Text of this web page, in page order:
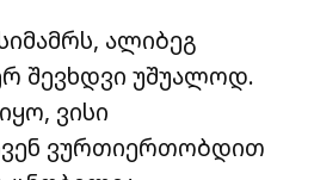
ალიბეგ
შევხდვი უშუალოდ.
ვისი
ვურთიერთობდით